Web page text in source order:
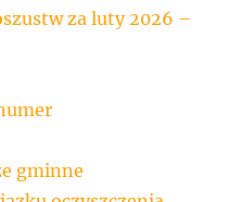
za luty 2026 –
gminne